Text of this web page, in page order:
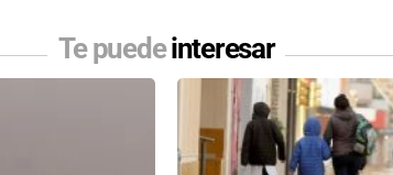
Te puedeinteresar